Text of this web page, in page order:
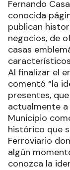
Fernando
conocida
publican
negocios, de
casas
Al finalizar el
comentó “la
presentes,
actualmente
Municipio
histórico que
Ferroviario
algún
conozca la